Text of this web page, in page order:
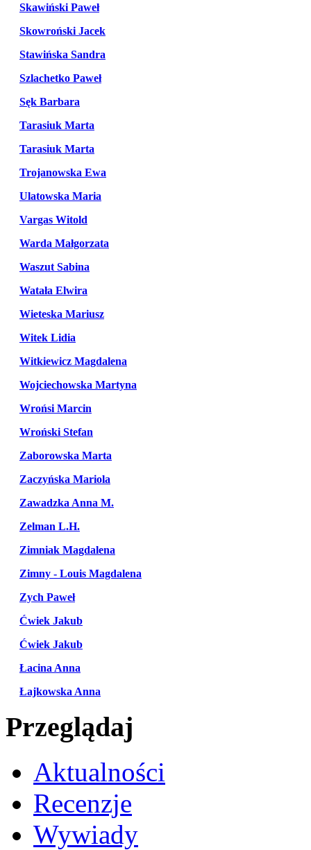
Skawiński Paweł
Skowroński Jacek
Stawińska Sandra
Szlachetko Paweł
Sęk Barbara
Tarasiuk Marta
Tarasiuk Marta
Trojanowska Ewa
Ulatowska Maria
Vargas Witold
Warda Małgorzata
Waszut Sabina
Watała Elwira
Wieteska Mariusz
Witek Lidia
Witkiewicz Magdalena
Wojciechowska Martyna
Wrońsi Marcin
Wroński Stefan
Zaborowska Marta
Zaczyńska Mariola
Zawadzka Anna M.
Zelman L.H.
Zimniak Magdalena
Zimny - Louis Magdalena
Zych Paweł
Ćwiek Jakub
Ćwiek Jakub
Łacina Anna
Łajkowska Anna
Przeglądaj
Aktualności
Recenzje
Wywiady